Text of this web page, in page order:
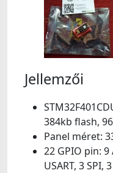
Jellemzői
384kb flash,
Panel méret:
22 GPIO pin:
USART, 3 SPI,